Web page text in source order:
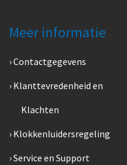
Meer informatie
Contactgegevens
Klanttevredenheid en
Klachten
Klokkenluidersregeling
Service en Support